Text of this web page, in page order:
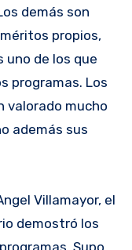
demás son
propios,
uno de los que
programas. Los
valorado mucho
además sus
Villamayor, el
demostró los
Supo